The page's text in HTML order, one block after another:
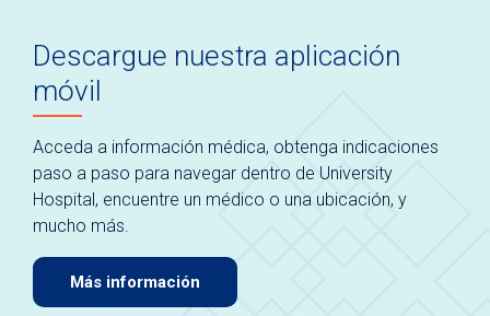
Descargue nuestra aplicación
móvil
Acceda a información médica, obtenga indicaciones
paso a paso para navegar dentro de University
Hospital, encuentre un médico o una ubicación, y
mucho más.
Más información